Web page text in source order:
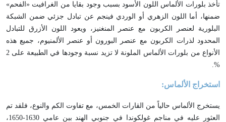
تأخذ بلورات الألماس اللون الأسود بسبب وجود بقايا من الغرافيت «الفحم»
ضمنها، أما اللون الزهري أو الوردي فينجم عن تبادل جزئي ضمن الشبكة
البلورية لعنصر الكربون مع عنصر المنغنيز، ويعود اللون الأزرق للتبادل
المحدود لذرات الكربون مع عنصر البورون أو عنصر الألمنيوم، جميع هذه
الأنواع من بلورات الألماس الملونة لا تزيد نسبة وجودها في الطبيعة على 2
%.
استخراج الألماس:
يستخرج الألماس حالياً من القارات الخمس، مع تفاوت الكم والنوع، فلقد تم
العثور عليه في مناجم غولكوندا في جنوبي الهند بين عامي 1630-1650،